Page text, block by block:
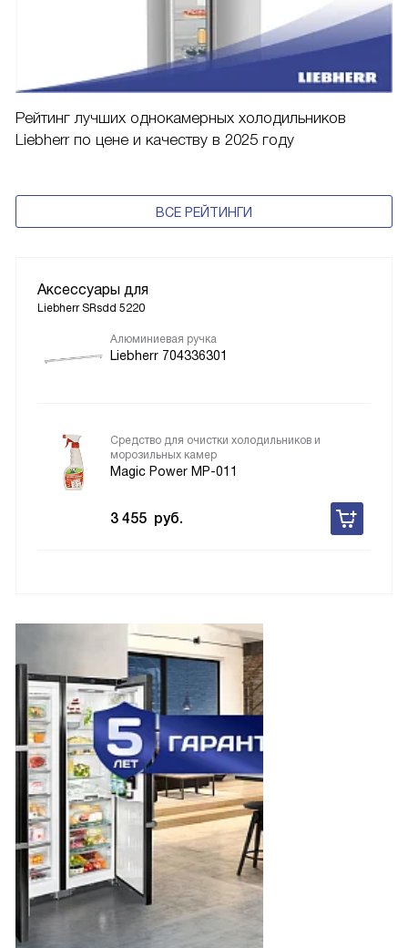
Рейтинг лучших однокамерных холодильников
Liebherr по цене и качеству в 2025 году
ВСЕ РЕЙТИНГИ
Аксессуары для
Liebherr SRsdd 5220
Алюминиевая ручка
Liebherr 704336301
Средство для очистки холодильников и
морозильных камер
Magic Power MP-011
3 455 руб.